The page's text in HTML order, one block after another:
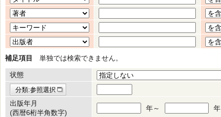
補足項目 単独では検索できません。
状態
分類:参照選択
出版年月
(西暦6桁半角数字)
年～ 年